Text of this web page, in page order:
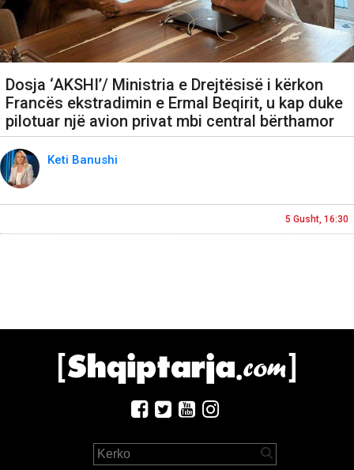
Dosja ‘AKSHI’/ Ministria e Drejtësisë i kërkon
Francës ekstradimin e Ermal Beqirit, u kap duke
pilotuar një avion privat mbi central bërthamor
Keti Banushi
5 Gusht, 16:30